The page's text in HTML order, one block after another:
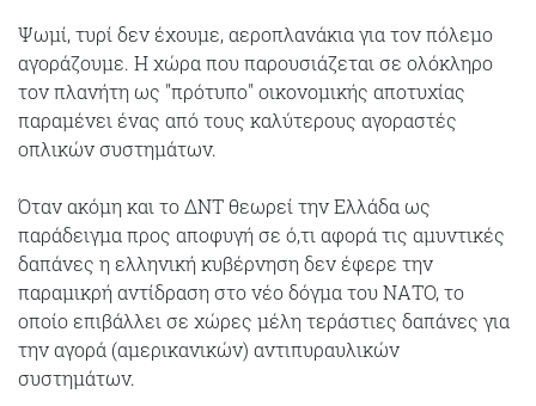
Ψωμί, τυρί δεν έχουμε, αεροπλανάκια για τον πόλεμο
αγοράζουμε. Η χώρα που παρουσιάζεται σε ολόκληρο
τον πλανήτη ως "πρότυπο" οικονομικής αποτυχίας
παραμένει ένας από τους καλύτερους αγοραστές
οπλικών συστημάτων.
Όταν ακόμη και το ΔΝΤ θεωρεί την Ελλάδα ως
παράδειγμα προς αποφυγή σε ό,τι αφορά τις αμυντικές
δαπάνες η ελληνική κυβέρνηση δεν έφερε την
παραμικρή αντίδραση στο νέο δόγμα του ΝΑΤΟ, το
οποίο επιβάλλει σε χώρες μέλη τεράστιες δαπάνες για
την αγορά (αμερικανικών) αντιπυραυλικών
συστημάτων.